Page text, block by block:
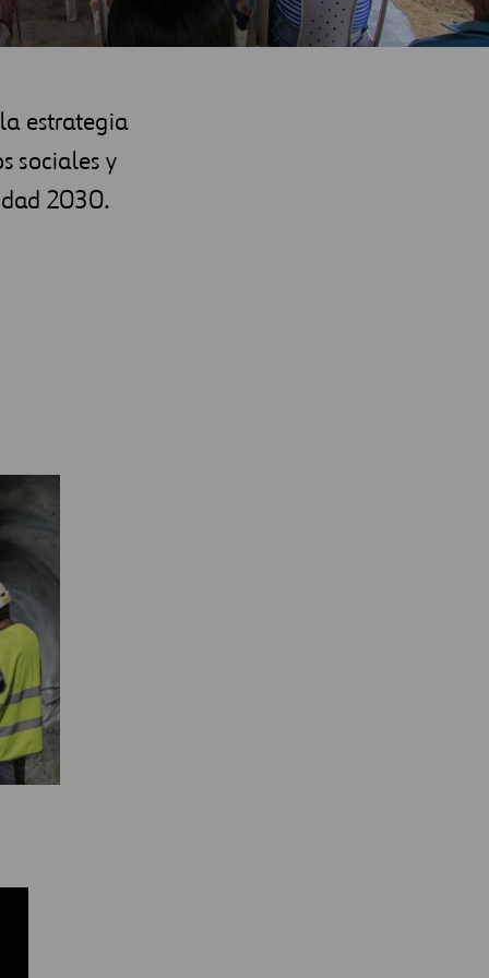
estrategia
sociales y
2030.